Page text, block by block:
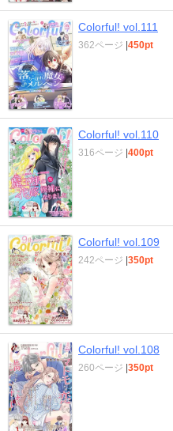
Colorful! vol.111
362ページ |450pt
Colorful! vol.110
316ページ |400pt
Colorful! vol.109
242ページ |350pt
Colorful! vol.108
260ページ |350pt